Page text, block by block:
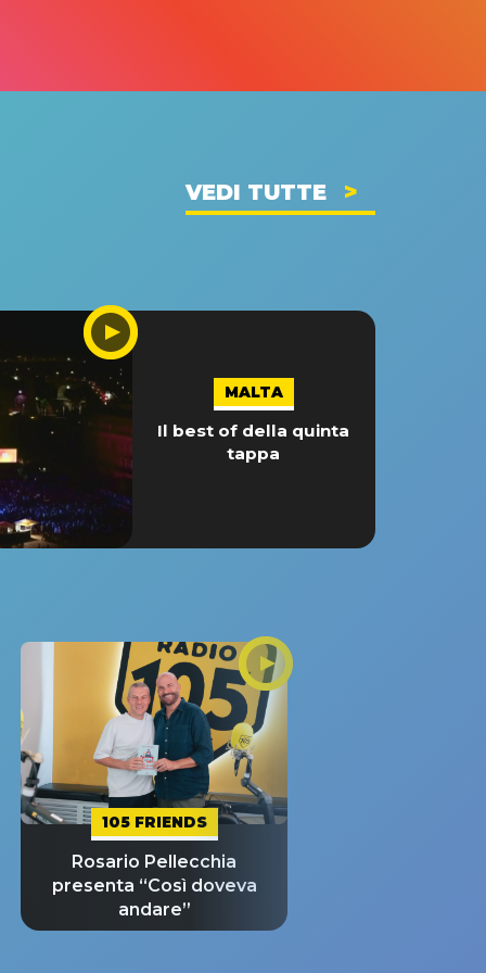
VEDI TUTTE
MALTA
Il best of della quinta
tappa
105 FRIENDS
Rosario Pellecchia
presenta “Così doveva
andare”